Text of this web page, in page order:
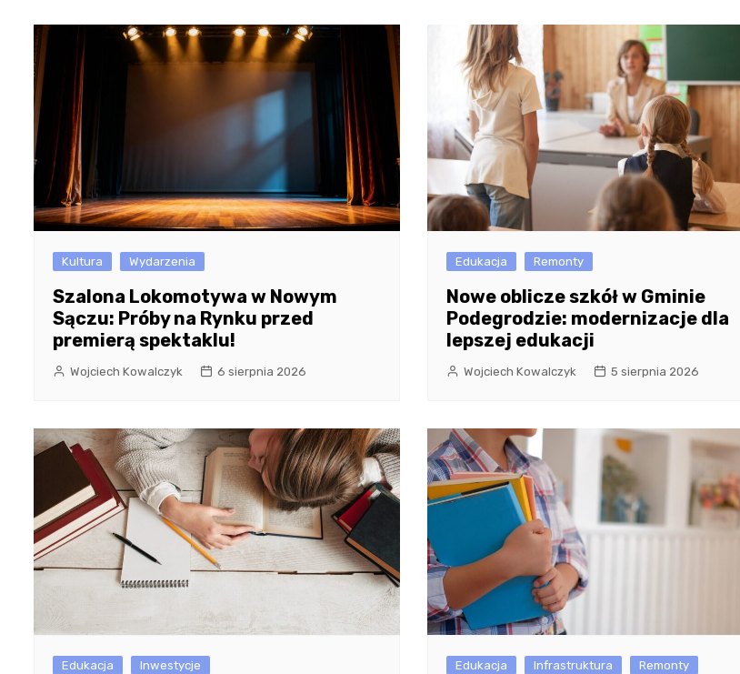
Kultura Wydarzenia
Szalona Lokomotywa w Nowym
Sączu: Próby na Rynku przed
premierą spektaklu!
Wojciech Kowalczyk 6 sierpnia 2026
Edukacja Remonty
Nowe oblicze szkół w Gminie
Podegrodzie: modernizacje dla
lepszej edukacji
Wojciech Kowalczyk 5 sierpnia 2026
Edukacja Inwestycje Edukacja Infrastruktura Remonty